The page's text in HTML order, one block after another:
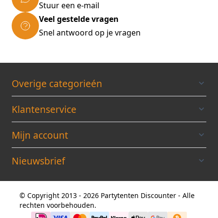
met de tekening in de gebruiksaanwijzing.
Afmeting: 6 x 8 x 3,03 meter (b x l x h)
doorloophoogte 2 meter
INCLUSIEF EEN BRANDVERTRAGEND
CERTIFICAAT
Stuur een e-mail
Veel gestelde vragen
Snel antwoord op je vragen
Overige categorieén
Klantenservice
Mijn account
Nieuwsbrief
© Copyright 2013 - 2026 Partytenten Discounter - Alle
rechten voorbehouden.